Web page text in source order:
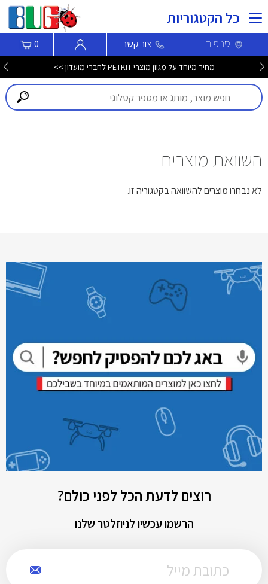
כל הקטגוריות
סניפים צור קשר 0
מחיר מיוחד על מגוון מוצרי PETKIT לחברי מועדון >>
השוואת מוצרים
לא נבחרו מוצרים להשוואה בקטגוריה זו.
רוצים לדעת הכל לפני כולם?
הרשמו עכשיו לניוזלטר שלנו